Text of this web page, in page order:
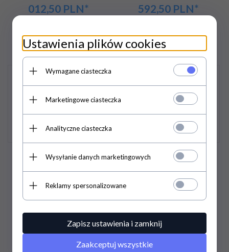
012,50 PLN*
592,50 PLN*
Promocja
Szafa do sezonowania
Klima Meat SYSTEM |
ZERNIKE | KMS900PV
PLN
/ 41
752,50PLN*
68 474,10 PLN / 55 670,00
Szafa do sezonowania
Klima Meat SYSTEM |
ZERNIKE | KMS1500PVB
63 809, 33
877,50PLN*
85 079,10 PLN / 69 170,00
Ustawienia plików cookies
Wymagane ciasteczka
Marketingowe ciasteczka
Analityczne ciasteczka
Wysyłanie danych marketingowych
Reklamy spersonalizowane
Zapisz ustawienia i zamknij
Zaakceptuj wszystkie